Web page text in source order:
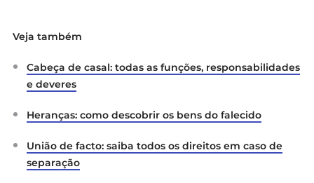
Veja também
Cabeça de casal: todas as funções, responsabilidades
e deveres
Heranças: como descobrir os bens do falecido
União de facto: saiba todos os direitos em caso de
separação